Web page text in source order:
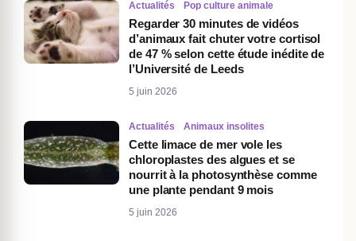
Actualités Pop culture animale
Regarder 30 minutes de vidéos
d’animaux fait chuter votre cortisol
de 47 % selon cette étude inédite de
l’Université de Leeds
5 juin 2026
Actualités Animaux insolites
Cette limace de mer vole les
chloroplastes des algues et se
nourrit à la photosynthèse comme
une plante pendant 9 mois
5 juin 2026